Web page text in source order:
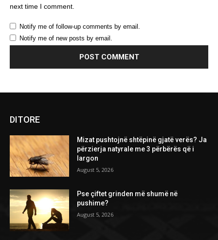
next time I comment.
Notify me of follow-up comments by email.
Notify me of new posts by email.
DITORE
Mizat pushtojnë shtëpinë gjatë verës? Ja
përzierja natyrale me 3 përbërës që i
largon
August 5, 2026
Pse çiftet grinden më shumë në
pushime?
August 5, 2026